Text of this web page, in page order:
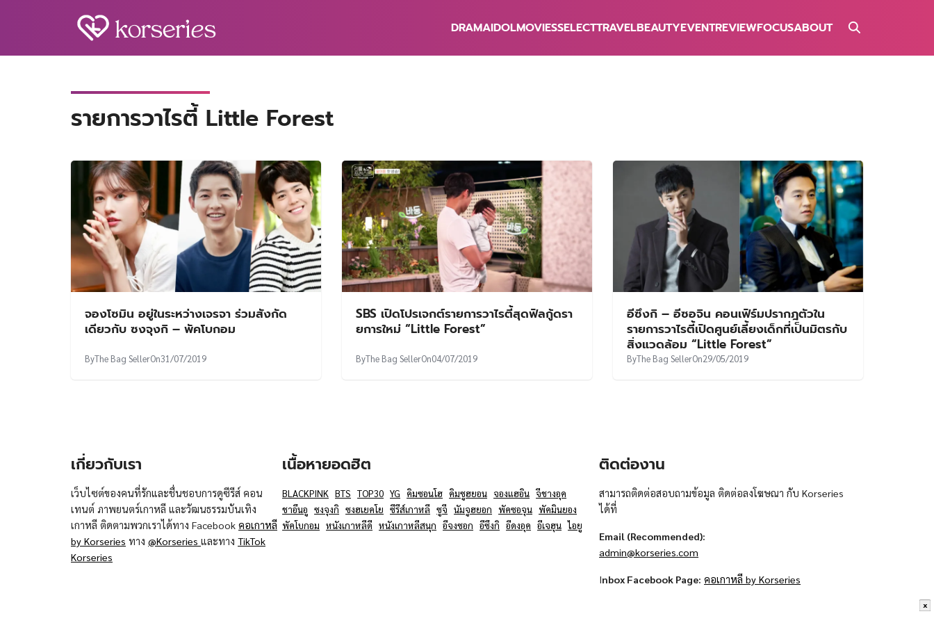
x
DRAMAIDOLMOVIESSELECTTRAVELBEAUTYEVENTREVIEWFOCUSABOUT
รายการวาไรตี้ Little Forest
จองโซมิน อยู่ในระหว่างเจรจา ร่วมสังกัด
เดียวกับ ซงจุงกิ – พัคโบกอม
ByThe Bag SellerOn31/07/2019
SBS เปิดโปรเจกต์รายการวาไรตี้สุดฟิลกู้ดรา
ยการใหม่ “Little Forest”
ByThe Bag SellerOn04/07/2019
อีซึงกิ – อีซอจิน คอนเฟิร์มปรากฎตัวใน
รายการวาไรตี้เปิดศูนย์เลี้ยงเด็กที่เป็นมิตรกับ
สิ่งแวดล้อม “Little Forest”
ByThe Bag SellerOn29/05/2019
เกี่ยวกับเรา
เว็บไซต์ของคนที่รักและชื่นชอบการดูซีรีส์ คอน
เทนต์ ภาพยนตร์เกาหลี และวัฒนธรรมบันเทิง
เกาหลี ติดตามพวกเราได้ทาง Facebook คอเกาหลี
by Korseries ทาง @Korseries และทาง TikTok
Korseries
เนื้อหายอดฮิต
BLACKPINK BTS TOP30 YG คิมซอนโฮ คิมซูฮยอน จองแฮอิน จีชางอุค
ชาอึนอู ซงจุงกิ ซงฮเยคโย ซีรีส์เกาหลี ซูจี นัมจูฮยอก พัคซอจุน พัคมินยอง
พัคโบกอม หนังเกาหลีดี หนังเกาหลีสนุก อีจงซอก อีซึงกิ อีดงอุค อีเจฮุน ไอยู
ติดต่องาน
สามารถติดต่อสอบถามข้อมูล ติดต่อลงโฆษณา กับ Korseries
ได้ที่
Email (Recommended):
admin@korseries.com
Inbox Facebook Page: คอเกาหลี by Korseries